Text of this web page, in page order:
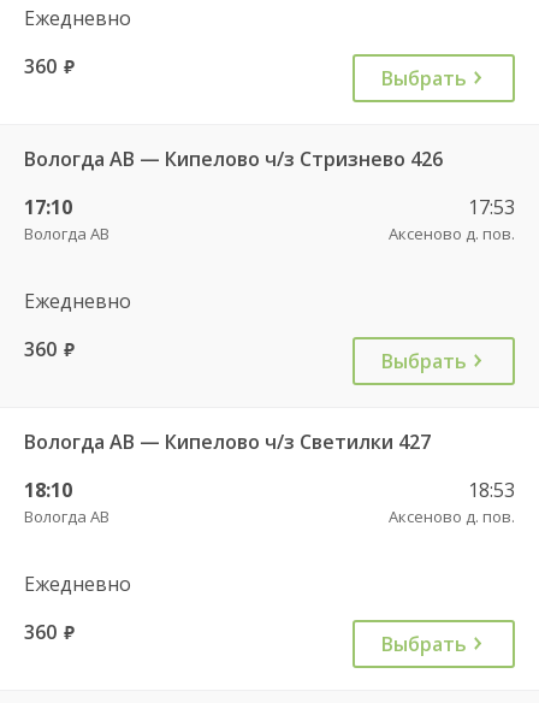
Ежедневно
360 руб. Выбрать
Вологда АВ — Кипелово ч/з Стризнево 426
17:10
Вологда АВ
17:53
Аксеново д. пов.
Ежедневно
360 руб. Выбрать
Вологда АВ — Кипелово ч/з Светилки 427
18:10
Вологда АВ
18:53
Аксеново д. пов.
Ежедневно
360 руб. Выбрать